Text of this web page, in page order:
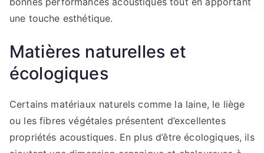
une touche esthétique.
Matières naturelles et
écologiques
Certains matériaux naturels comme la laine, le liège
ou les fibres végétales présentent d’excellentes
propriétés acoustiques. En plus d’être écologiques, ils